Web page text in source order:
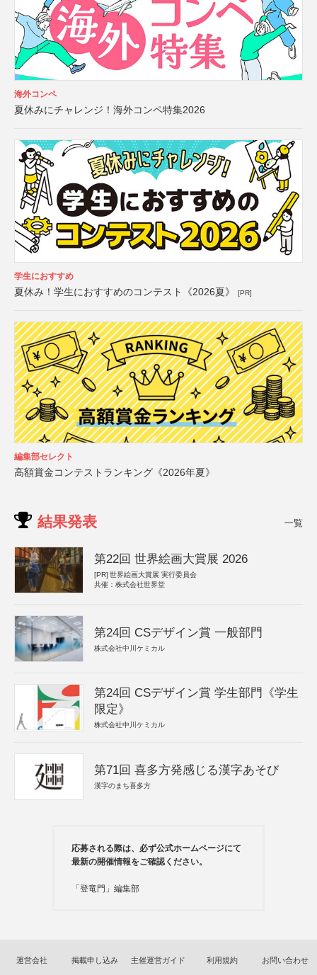
海外コンペ
夏休みにチャレンジ！海外コンペ特集2026
学生におすすめ
夏休み！学生におすすめのコンテスト《2026夏》 [PR]
編集部セレクト
高額賞金コンテストランキング《2026年夏》
結果発表 一覧
第22回 世界絵画大賞展 2026
[PR] 世界絵画大賞展 実行委員会
共催：株式会社世界堂
第24回 CSデザイン賞 一般部門
株式会社中川ケミカル
第24回 CSデザイン賞 学生部門《学生
限定》
株式会社中川ケミカル
第71回 喜多方発感じる漢字あそび
漢字のまち喜多方
応募される際は、必ず公式ホームページにて
最新の開催情報をご確認ください。
「登竜門」編集部
運営会社 掲載申し込み 主催運営ガイド 利用規約 お問い合わせ